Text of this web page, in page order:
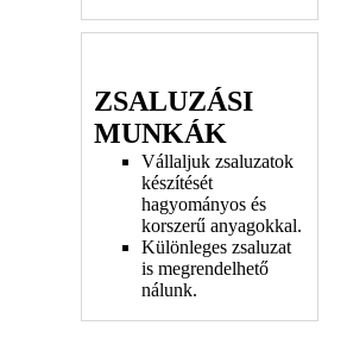
ZSALUZÁSI
MUNKÁK
Vállaljuk zsaluzatok
készítését
hagyományos és
korszerű anyagokkal.
Különleges zsaluzat
is megrendelhető
nálunk.